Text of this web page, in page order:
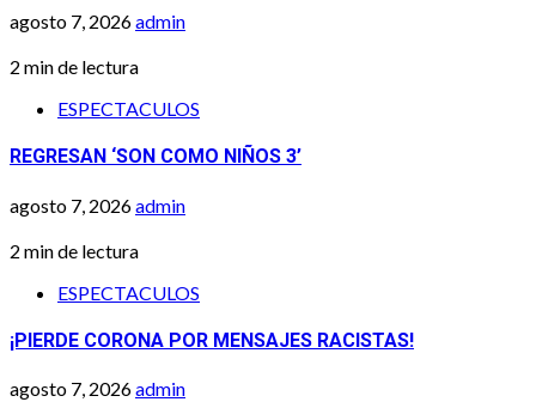
agosto 7, 2026admin
2 min de lectura
ESPECTACULOS
REGRESAN ‘SON COMO NIÑOS 3’
agosto 7, 2026admin
2 min de lectura
ESPECTACULOS
¡PIERDE CORONA POR MENSAJES RACISTAS!
agosto 7, 2026admin